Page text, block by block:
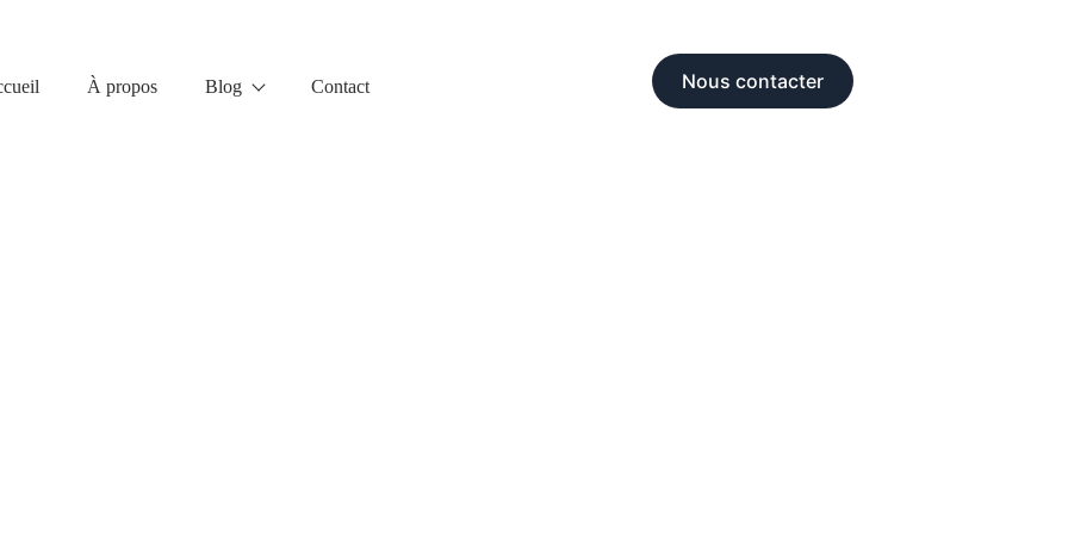
À propos Blog Contact Nous contacter